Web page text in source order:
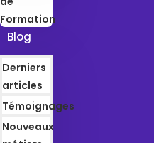
Formation
Blog
Derniers
articles
Témoignages
Nouveaux